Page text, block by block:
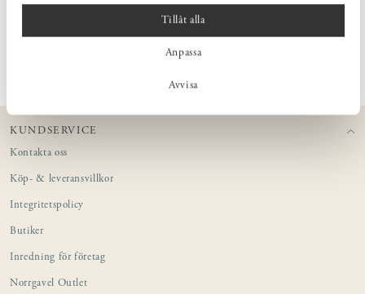
Tillåt alla
Anpassa
Avvisa
KUNDSERVICE
Kontakta oss
Köp- & leveransvillkor
Integritetspolicy
Butiker
Inredning för företag
Norrgavel Outlet